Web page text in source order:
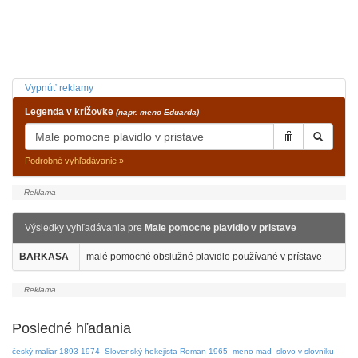
Vypnúť reklamy
Legenda v krížovke (napr. meno Eduarda)
Podrobné vyhľadávanie »
Výsledky vyhľadávania pre Male pomocne plavidlo v pristave
BARKASA malé pomocné obslužné plavidlo používané v prístave
Posledné hľadania
český maliar 1893-1974 Slovenský hokejista Roman 1965 meno mad slovo v slovniku